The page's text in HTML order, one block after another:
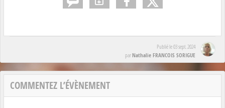
Publié le03 sept. 2024
parNathalie FRANCOIS SORIGUE
COMMENTEZ L’ÉVÈNEMENT